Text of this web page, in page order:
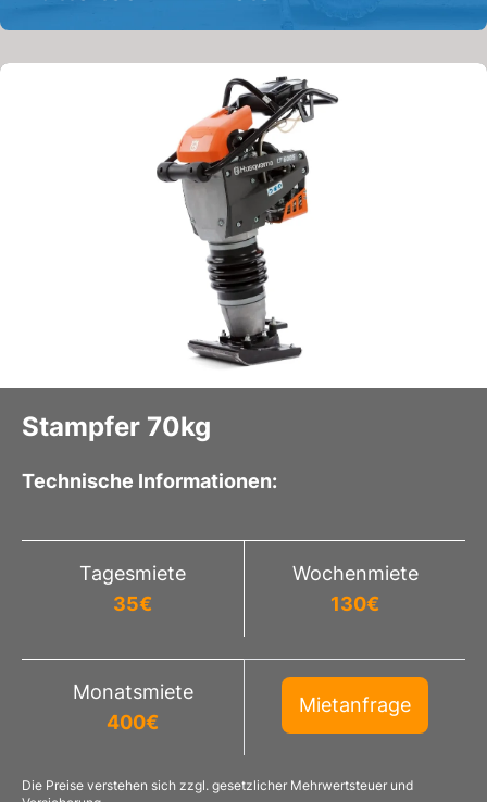
Stampfer 70kg
Technische Informationen:
Tagesmiete
35€
Wochenmiete
130€
Monatsmiete
400€
Mietanfrage
Die Preise verstehen sich zzgl. gesetzlicher Mehrwertsteuer und